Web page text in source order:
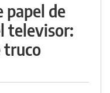
papel de
televisor:
truco